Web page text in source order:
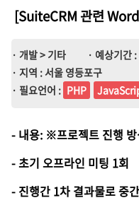
[SuiteCRM 관련
· 개발 > 기타 · 예상기간
· 지역 : 서울 영등포구
· 필요언어 : PHP
- 내용: ※프로젝트 진행 방
- 초기 오프라인 미팅 1회
- 진행간 1차 결과물로 중